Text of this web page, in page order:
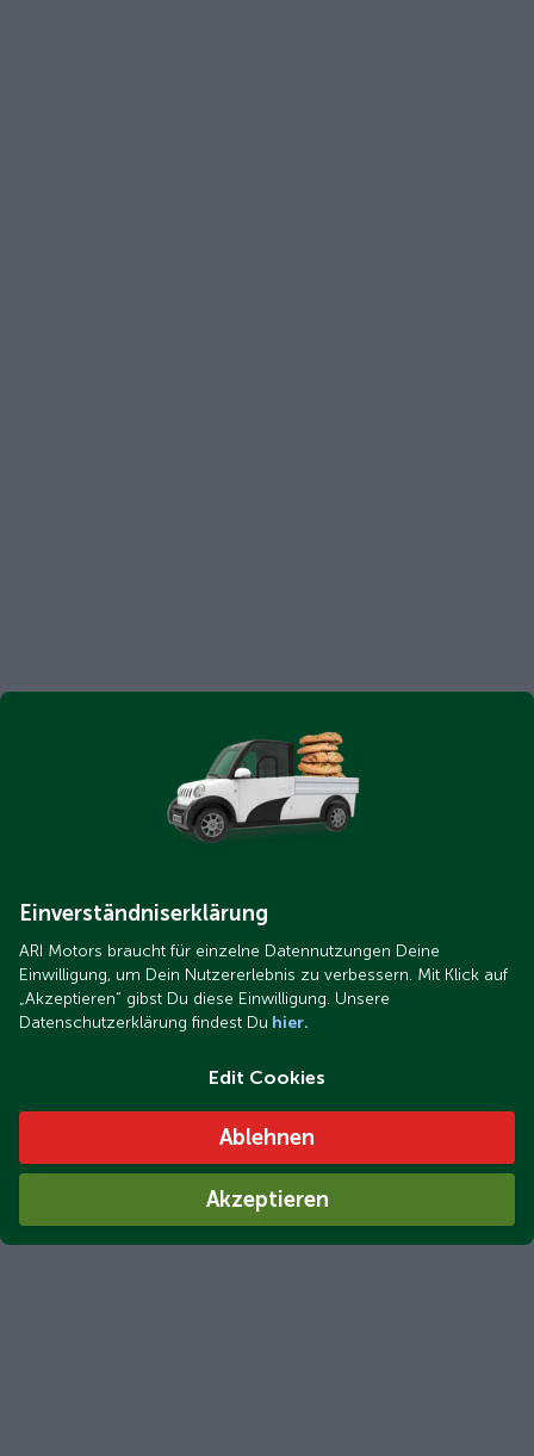
Einverständniserklärung
ARI Motors braucht für einzelne Datennutzungen Deine
Einwilligung, um Dein Nutzererlebnis zu verbessern. Mit Klick auf
„Akzeptieren“ gibst Du diese Einwilligung. Unsere
Datenschutzerklärung findest Du hier.
Edit Cookies
Ablehnen
Akzeptieren